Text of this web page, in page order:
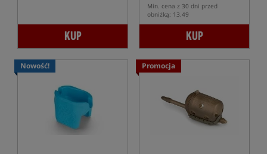
KUP
Min. cena z 30 dni przed
obniżką: 13.49
KUP
Nowość! Promocja